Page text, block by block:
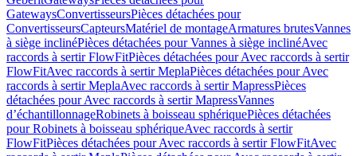
GatewaysConvertisseursPièces détachées pour
ConvertisseursCapteursMatériel de montageArmatures brutesVannes
à siège inclinéPièces détachées pour Vannes à siège inclinéAvec
raccords à sertir FlowFitPièces détachées pour Avec raccords à sertir
FlowFitAvec raccords à sertir MeplaPièces détachées pour Avec
raccords à sertir MeplaAvec raccords à sertir MapressPièces
détachées pour Avec raccords à sertir MapressVannes
d’échantillonnageRobinets à boisseau sphériquePièces détachées
pour Robinets à boisseau sphériqueAvec raccords à sertir
FlowFitPièces détachées pour Avec raccords à sertir FlowFitAvec